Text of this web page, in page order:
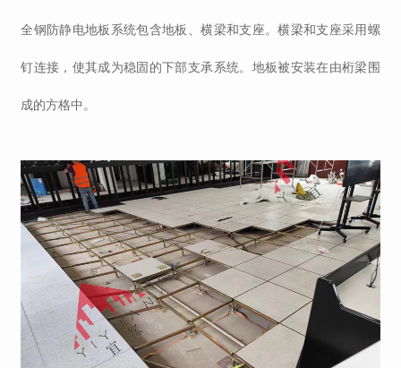
全钢防静电地板系统包含地板、横梁和支座。横梁和支座采用螺
钉连接，使其成为稳固的下部支承系统。地板被安装在由桁梁围
成的方格中。